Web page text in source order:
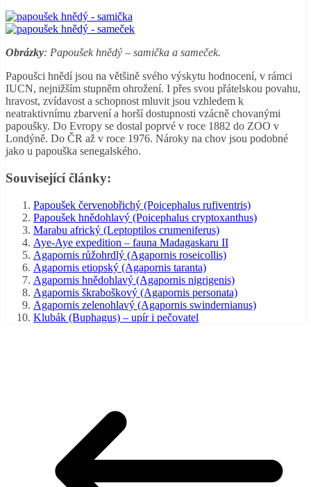
Obrázky: Papoušek hnědý – samička a sameček.
Papoušci hnědí jsou na většině svého výskytu hodnocení, v rámci
IUCN, nejnižším stupněm ohrožení. I přes svou přátelskou povahu,
hravost, zvídavost a schopnost mluvit jsou vzhledem k
neatraktivnímu zbarvení a horší dostupnosti vzácně chovanými
papoušky. Do Evropy se dostal poprvé v roce 1882 do ZOO v
Londýně. Do ČR až v roce 1976. Nároky na chov jsou podobné
jako u papouška senegalského.
Související články:
Papoušek červenobřichý (Poicephalus rufiventris)
Papoušek hnědohlavý (Poicephalus cryptoxanthus)
Marabu africký (Leptoptilos crumeniferus)
Aye-Aye expedition – fauna Madagaskaru II
Agapornis růžohrdlý (Agapornis roseicollis)
Agapornis etiopský (Agapornis taranta)
Agapornis hnědohlavý (Agapornis nigrigenis)
Agapornis škraboškový (Agapornis personata)
Agapornis zelenohlavý (Agapornis swindernianus)
Klubák (Buphagus) – upír i pečovatel